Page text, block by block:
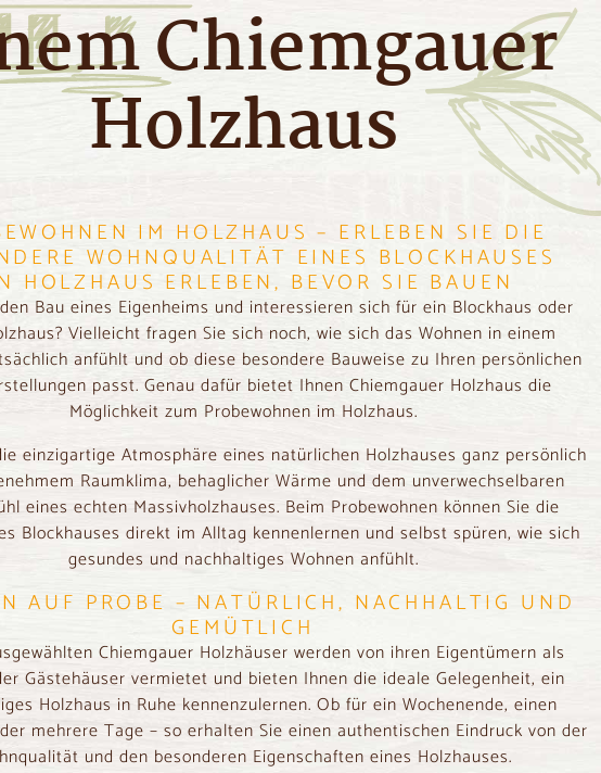
Chiemgauer
Holzhaus
IM HOLZHAUS – ERLEBEN SIE DIE
WOHNQUALITÄT EINES BLOCKHAUSES
HOLZHAUS ERLEBEN, BEVOR SIE BAUEN
Bau eines Eigenheims und interessieren sich für ein Blockhaus oder
Vielleicht fragen Sie sich noch, wie sich das Wohnen in einem
anfühlt und ob diese besondere Bauweise zu Ihren persönlichen
passt. Genau dafür bietet Ihnen Chiemgauer Holzhaus die
Möglichkeit zum Probewohnen im Holzhaus.
einzigartige Atmosphäre eines natürlichen Holzhauses ganz persönlich
Raumklima, behaglicher Wärme und dem unverwechselbaren
eines echten Massivholzhauses. Beim Probewohnen können Sie die
Blockhauses direkt im Alltag kennenlernen und selbst spüren, wie sich
gesundes und nachhaltiges Wohnen anfühlt.
AUF PROBE – NATÜRLICH, NACHHALTIG UND
GEMÜTLICH
Chiemgauer Holzhäuser werden von ihren Eigentümern als
Gästehäuser vermietet und bieten Ihnen die ideale Gelegenheit, ein
Holzhaus in Ruhe kennenzulernen. Ob für ein Wochenende, einen
mehrere Tage – so erhalten Sie einen authentischen Eindruck von der
und den besonderen Eigenschaften eines Holzhauses.